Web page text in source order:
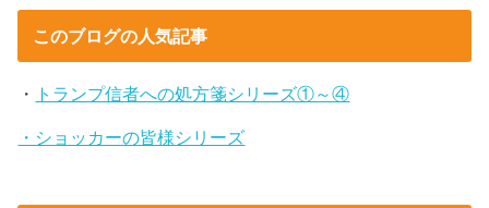
このブログの人気記事
・ トランプ信者への処方箋シリーズ①～④
・ショッカーの皆様シリーズ